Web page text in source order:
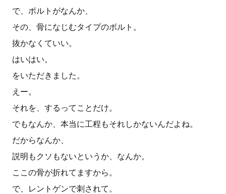
で、ボルトがなんか、
その、骨になじむタイプのボルト。
抜かなくていい。
はいはい。
をいただきました。
えー。
それを、するってことだけ。
でもなんか、本当に工程もそれしかないんだよね。
だからなんか、
説明もクソもないというか、なんか。
ここの骨が折れてますから。
で、レントゲンで刺されて。